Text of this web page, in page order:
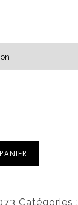
Catégories :